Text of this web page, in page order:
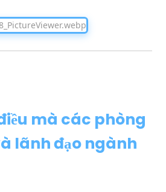
mà các phòng
lãnh đạo ngành